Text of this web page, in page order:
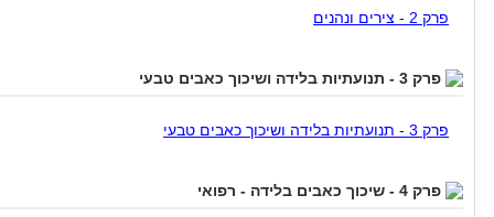
פרק 2 - צירים ונהנים
פרק 3 - תנועתיות בלידה ושיכוך כאבים טבעי
פרק 3 - תנועתיות בלידה ושיכוך כאבים טבעי
פרק 4 - שיכוך כאבים בלידה - רפואי